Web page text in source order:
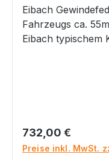
Eibach
Fahrzeugs ca. 55mm-65mm mit unschlagbarem
Eibach typischem
mehr Wert legt als
besser zu den
GF-T5T6-2 Keine störenden Geräusche durch
Regulärer Preis:
732,00 €
Preise inkl. MwSt.